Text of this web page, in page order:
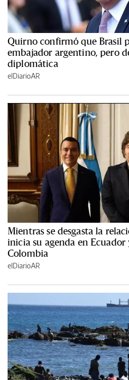
Quirno confirmó que Brasil
embajador argentino, pero
diplomática
elDiarioAR
Mientras se desgasta la
inicia su agenda en Ecuador
Colombia
elDiarioAR